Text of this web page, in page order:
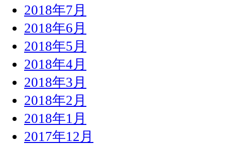
2018年7月
2018年6月
2018年5月
2018年4月
2018年3月
2018年2月
2018年1月
2017年12月